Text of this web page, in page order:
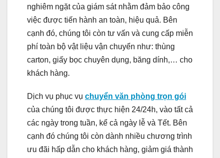
nghiêm ngặt của giám sát nhằm đảm bảo công
việc được tiến hành an toàn, hiệu quả. Bên
cạnh đó, chúng tôi còn tư vấn và cung cấp miễn
phí toàn bộ vật liệu vận chuyển như: thùng
carton, giấy bọc chuyên dụng, băng dính,… cho
khách hàng.
Dịch vụ phục vụ chuyển văn phòng trọn gói
của chúng tôi được thực hiện 24/24h, vào tất cả
các ngày trong tuần, kể cả ngày lễ và Tết. Bên
cạnh đó chúng tôi còn dành nhiều chương trình
ưu đãi hấp dẫn cho khách hàng, giảm giá thành